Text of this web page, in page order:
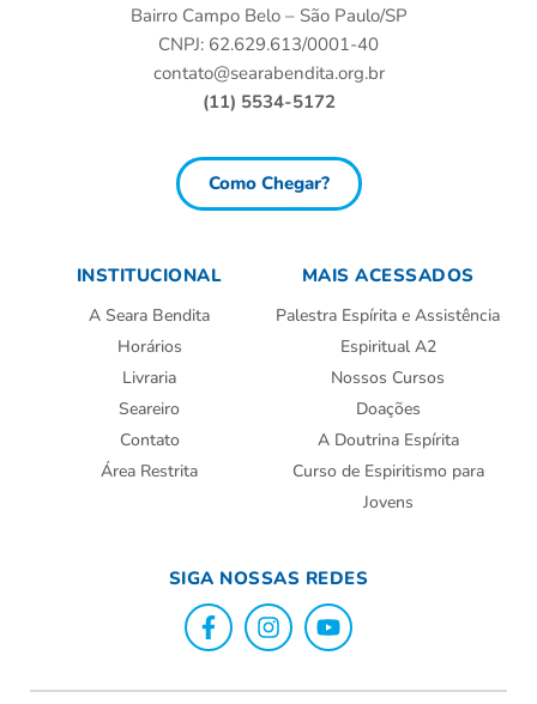
Bairro Campo Belo – São Paulo/SP
CNPJ: 62.629.613/0001-40
contato@searabendita.org.br
(11) 5534-5172
Como Chegar?
INSTITUCIONAL
A Seara Bendita
Horários
Livraria
Seareiro
Contato
Área Restrita
MAIS ACESSADOS
Palestra Espírita e Assistência
Espiritual A2
Nossos Cursos
Doações
A Doutrina Espírita
Curso de Espiritismo para
Jovens
SIGA NOSSAS REDES